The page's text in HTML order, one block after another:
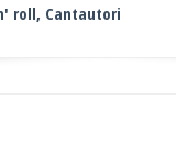
roll, Cantautori